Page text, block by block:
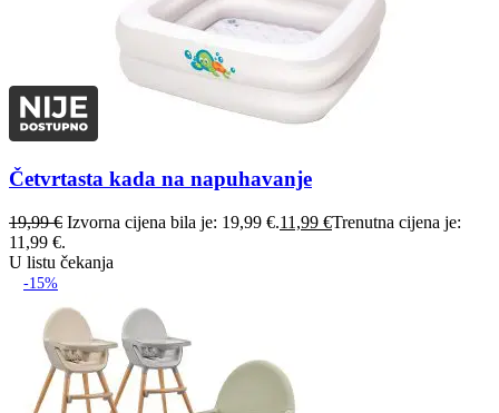
Četvrtasta kada na napuhavanje
19,99€ Izvorna cijena bila je: 19,99 €.11,99 €Trenutna cijena je:
11,99 €.
U listu čekanja
-15%